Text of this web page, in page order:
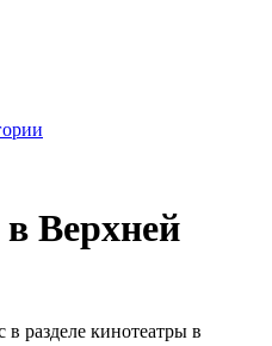
Верхней
разделе кинотеатры в